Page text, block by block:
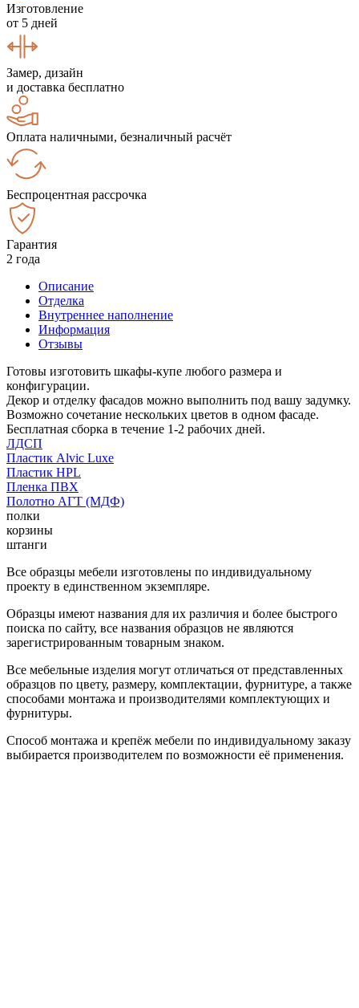
Изготовление
от 5 дней
Замер, дизайн
и доставка бесплатно
Оплата наличными, безналичный расчёт
Беспроцентная рассрочка
Гарантия
2 года
Описание
Отделка
Внутреннее наполнение
Информация
Отзывы
Готовы изготовить шкафы-купе любого размера и
конфигурации.
Декор и отделку фасадов можно выполнить под вашу задумку.
Возможно сочетание нескольких цветов в одном фасаде.
Бесплатная сборка в течение 1-2 рабочих дней.
ЛДСП
Пластик Alvic Luxe
Пластик HPL
Пленка ПВХ
Полотно АГТ (МДФ)
полки
корзины
штанги
Все образцы мебели изготовлены по индивидуальному
проекту в единственном экземпляре.
Образцы имеют названия для их различия и более быстрого
поиска по сайту, все названия образцов не являются
зарегистрированным товарным знаком.
Все мебельные изделия могут отличаться от представленных
образцов по цвету, размеру, комплектации, фурнитуре, а также
способами монтажа и производителями комплектующих и
фурнитуры.
Способ монтажа и крепёж мебели по индивидуальному заказу
выбирается производителем по возможности её применения.